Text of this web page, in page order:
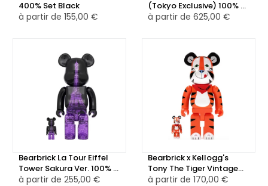
400% Set Black
à partir de 155,00 €
(Tokyo Exclusive) 100% &
400% Set
à partir de 625,00 €
Bearbrick La Tour Eiffel
Tower Sakura Ver. 100% &
400% Set
à partir de 255,00 €
Bearbrick x Kellogg's
Tony The Tiger Vintage
Ver. 100% & 400% Set
à partir de 170,00 €